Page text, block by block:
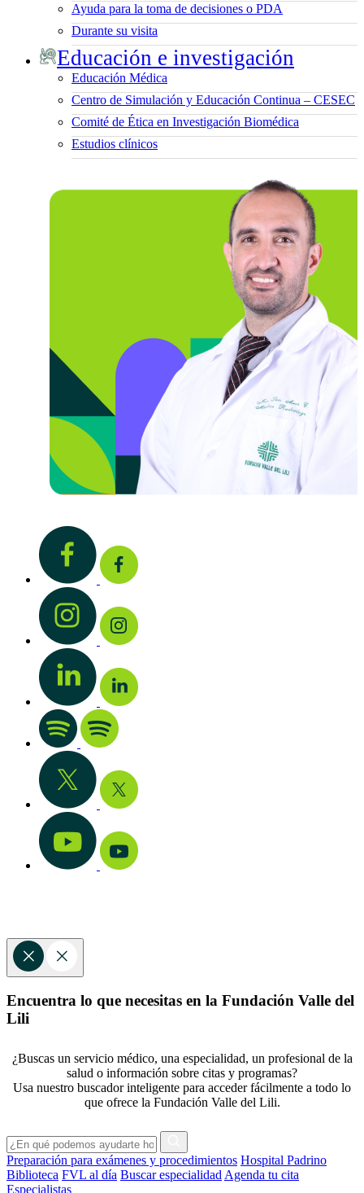
Ayuda para la toma de decisiones o PDA
Durante su visita
Educación e investigación
Educación Médica
Centro de Simulación y Educación Continua – CESEC
Comité de Ética en Investigación Biomédica
Estudios clínicos
Encuentra lo que necesitas en la Fundación Valle del
Lili
¿Buscas un servicio médico, una especialidad, un profesional de la
salud o información sobre citas y programas?
Usa nuestro buscador inteligente para acceder fácilmente a todo lo
que ofrece la Fundación Valle del Lili.
Preparación para exámenes y procedimientos Hospital Padrino
Biblioteca FVL al día Buscar especialidad Agenda tu cita
Especialistas